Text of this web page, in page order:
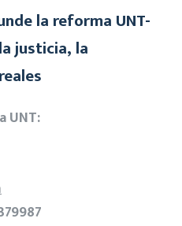
la reforma UNT-
justicia, la
UNT: